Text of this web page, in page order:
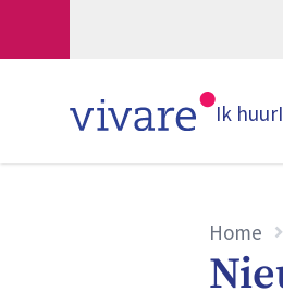
Ik huur
Home